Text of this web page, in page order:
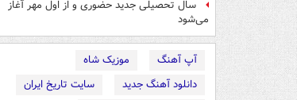
سال تحصیلی جدید حضوری و از اول مهر آغاز
می‌شود
آپ آهنگ
موزیک شاه
دانلود آهنگ جدید
سایت تاریخ ایران